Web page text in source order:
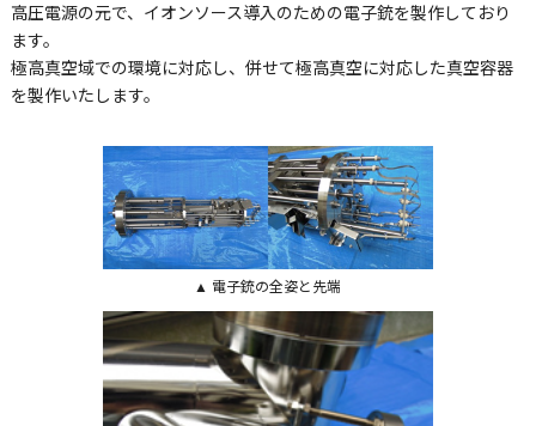
高圧電源の元で、イオンソース導入のための電子銃を製作しており
ます。
極高真空域での環境に対応し、併せて極高真空に対応した真空容器
を製作いたします。
▲ 電子銃の全姿と先端